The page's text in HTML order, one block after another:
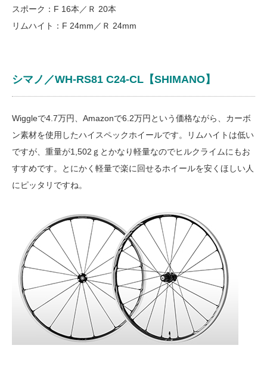
スポーク：F 16本／Ｒ 20本
リムハイト：F 24mm／Ｒ 24mm
シマノ／WH-RS81 C24-CL【SHIMANO】
Wiggleで4.7万円、Amazonで6.2万円という価格ながら、カーボ
ン素材を使用したハイスペックホイールです。リムハイトは低い
ですが、重量が1,502ｇとかなり軽量なのでヒルクライムにもお
すすめです。とにかく軽量で楽に回せるホイールを安くほしい人
にピッタリですね。